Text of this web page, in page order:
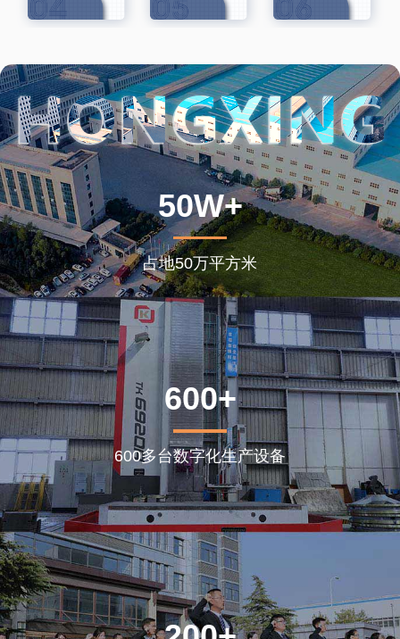
50W+
占地50万平方米
600+
600多台数字化生产设备